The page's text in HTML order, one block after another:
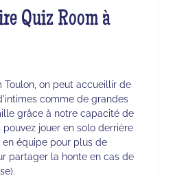
Quiz Room à
Toulon, on peut accueillir de
comme de grandes
grâce à notre capacité de
pouvez jouer en solo derrière
équipe pour plus de
partager la honte en cas de